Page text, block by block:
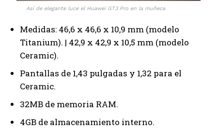
Así de elegante luce el Huawei GT3 Pro en la muñeca
Medidas: 46,6 x 46,6 x 10,9 mm (modelo
Titanium). | 42,9 x 42,9 x 10,5 mm (modelo
Ceramic).
Pantallas de 1,43 pulgadas y 1,32 para el
Ceramic.
32MB de memoria RAM.
4GB de almacenamiento interno.